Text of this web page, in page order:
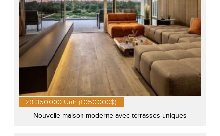
28.350.000 Uah (1.050.000$)
Nouvelle maison moderne avec terrasses uniques